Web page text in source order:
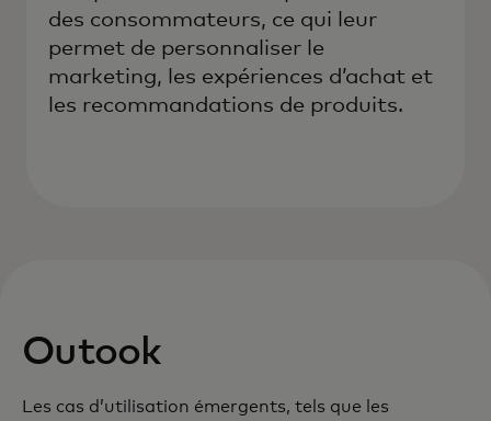
des consommateurs, ce qui leur
permet de personnaliser le
marketing, les expériences d’achat et
les recommandations de produits.
Outook
Les cas d’utilisation émergents, tels que les